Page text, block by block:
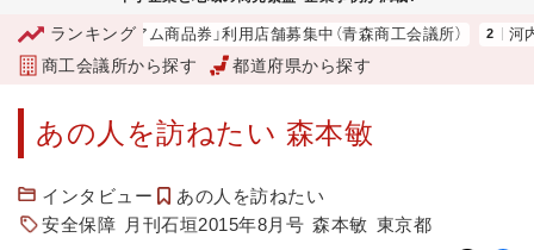
ランキング
森市プレミアム商品券」利用店舗募集中（青森商工会議所） 河内 大
商工会議所から探す 都道府県から探す
あの人を訪ねたい 森本敏
インタビュー
あの人を訪ねたい
安全保障 月刊石垣2015年8月号 森本敏 東京都